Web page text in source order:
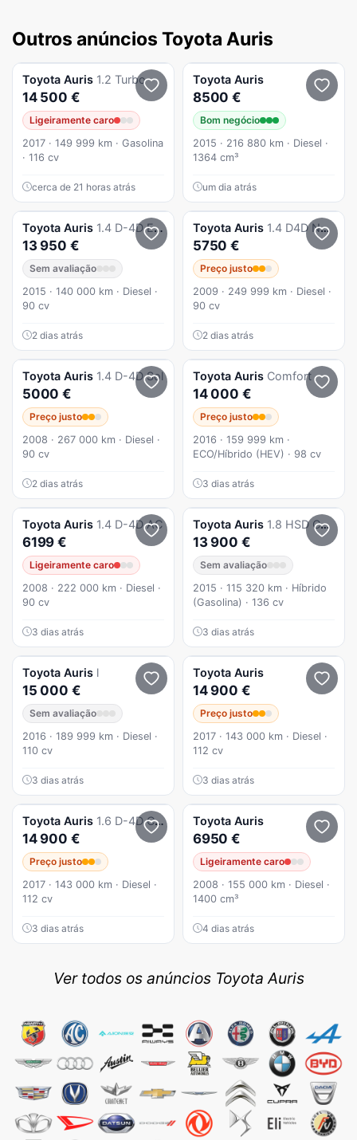
Outros anúncios Toyota Auris
Toyota Auris 1.2 Turbo
14 500 €
Ligeiramente caro
2017 · 149 999 km · Gasolina
· 116 cv
cerca de 21 horas atrás
Toyota Auris
8500 €
Bom negócio
2015 · 216 880 km · Diesel ·
1364 cm³
um dia atrás
Toyota Auris 1.4 D-4D Exclusive +Skyv.+Navi
13 950 €
Sem avaliação
2015 · 140 000 km · Diesel ·
90 cv
2 dias atrás
Toyota Auris 1.4 D4D Nacional um dono
5750 €
Preço justo
2009 · 249 999 km · Diesel ·
90 cv
2 dias atrás
Toyota Auris 1.4 D-4D Sol
5000 €
Preço justo
2008 · 267 000 km · Diesel ·
90 cv
2 dias atrás
Toyota Auris Comfort
14 000 €
Preço justo
2016 · 159 999 km ·
ECO/Híbrido (HEV) · 98 cv
3 dias atrás
Toyota Auris 1.4 D-4D AC
6199 €
Ligeiramente caro
2008 · 222 000 km · Diesel ·
90 cv
3 dias atrás
Toyota Auris 1.8 HSD Comfort +P.Sport+Navi
13 900 €
Sem avaliação
2015 · 115 320 km · Híbrido
(Gasolina) · 136 cv
3 dias atrás
Toyota Auris l
15 000 €
Sem avaliação
2016 · 189 999 km · Diesel ·
110 cv
3 dias atrás
Toyota Auris
14 900 €
Preço justo
2017 · 143 000 km · Diesel ·
112 cv
3 dias atrás
Toyota Auris 1.6 D-4D Comfort+P.Sport
14 900 €
Preço justo
2017 · 143 000 km · Diesel ·
112 cv
3 dias atrás
Toyota Auris
6950 €
Ligeiramente caro
2008 · 155 000 km · Diesel ·
1400 cm³
4 dias atrás
Ver todos os anúncios Toyota Auris